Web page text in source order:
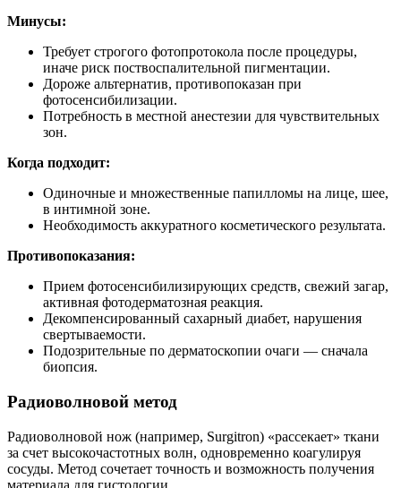
Минусы:
Требует строгого фотопротокола после процедуры,
иначе риск поствоспалительной пигментации.
Дороже альтернатив, противопоказан при
фотосенсибилизации.
Потребность в местной анестезии для чувствительных
зон.
Когда подходит:
Одиночные и множественные папилломы на лице, шее,
в интимной зоне.
Необходимость аккуратного косметического результата.
Противопоказания:
Прием фотосенсибилизирующих средств, свежий загар,
активная фотодерматозная реакция.
Декомпенсированный сахарный диабет, нарушения
свертываемости.
Подозрительные по дерматоскопии очаги — сначала
биопсия.
Радиоволновой метод
Радиоволновой нож (например, Surgitron) «рассекает» ткани
за счет высокочастотных волн, одновременно коагулируя
сосуды. Метод сочетает точность и возможность получения
материала для гистологии.